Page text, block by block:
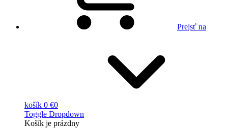
Prejsť na
košík 0 €0
Toggle Dropdown
Košík je prázdny